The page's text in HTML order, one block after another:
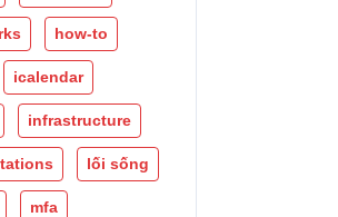
how-to
icalendar
infrastructure
lối sống
mfa